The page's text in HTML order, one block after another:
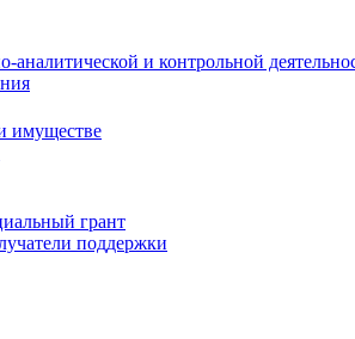
аналитической и контрольной
имуществе
грант
поддержки